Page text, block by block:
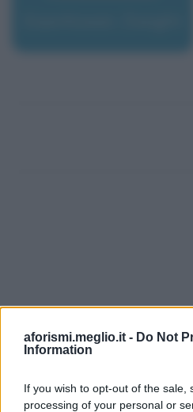
aforismi.meglio.it - Do Not
Information
If you wish to opt-out of the sale,
processing of your personal or